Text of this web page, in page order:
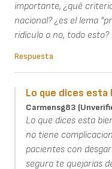
importante, ¿qué
nacional? ¿es el lema
ridículo o no, todo esto?
Respuesta
Lo que dices esta
Carmensg83
Lo que dices esta
no tiene
pacientes con
seguro te quejarias